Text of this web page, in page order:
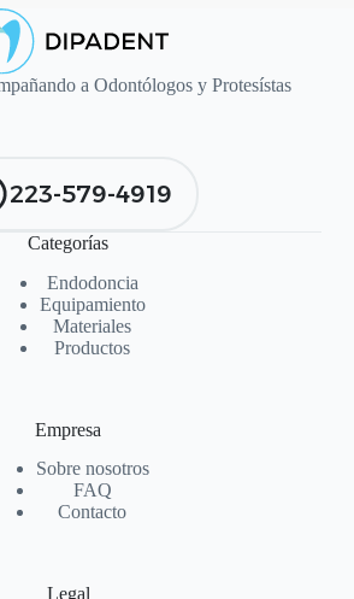
a Odontólogos y Protesístas
223-579-4919
Categorías
Endodoncia
Equipamiento
Materiales
Productos
Empresa
Sobre nosotros
FAQ
Contacto
Legal